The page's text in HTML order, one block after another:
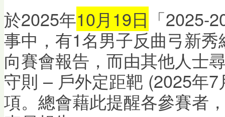
於2025年10月19日 「2025-
事中，有1名男子反曲弓新
向賽會報告，而由其他人士
守則 – 戶外定距靶 (2025年
項。總會藉此提醒各參賽者